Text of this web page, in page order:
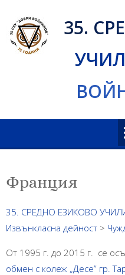
content
35.
Франция
35. СРЕДНО ЕЗИКОВО
Извънкласна дейност >
От 1995 г. до 2015 г. се
обмен с колеж „Десе” гр.